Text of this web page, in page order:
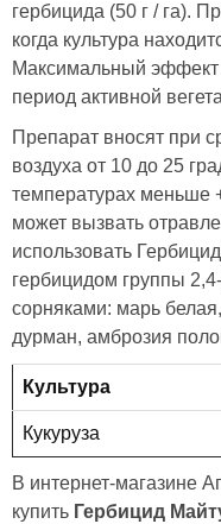
гербицида (50 г / га).
когда культура
Максимальный эффект
период активной
Препарат вносят при
воздуха от 10 до 25
температурах меньше
может вызвать
использовать
гербицидом группы
сорняками: марь
дурман, амброзия
Культура
Кукуруза
В интернет-магазине
купить Гербицид